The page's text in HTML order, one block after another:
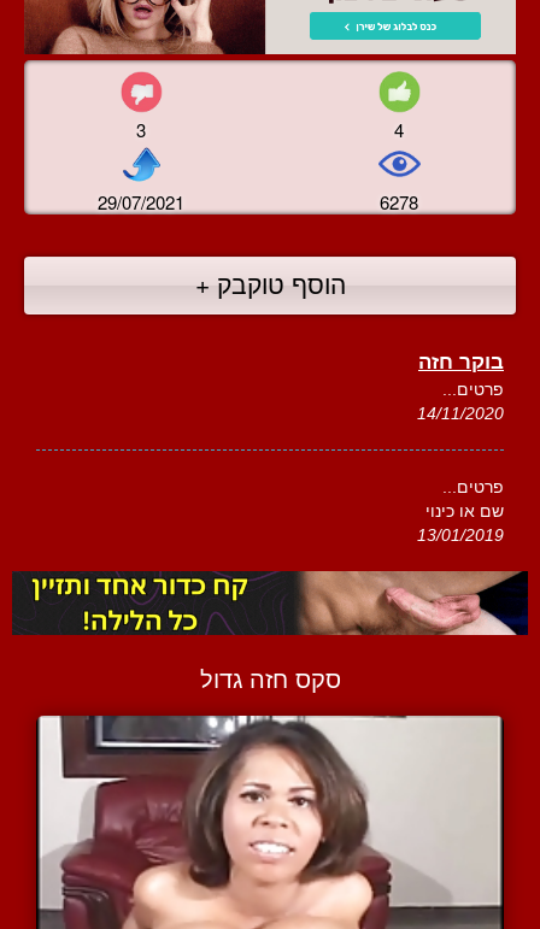
3 4
29/07/2021 6278
הוסף טוקבק +
בוקר חזה
פרטים...
14/11/2020
פרטים...
שם או כינוי
13/01/2019
סקס חזה גדול